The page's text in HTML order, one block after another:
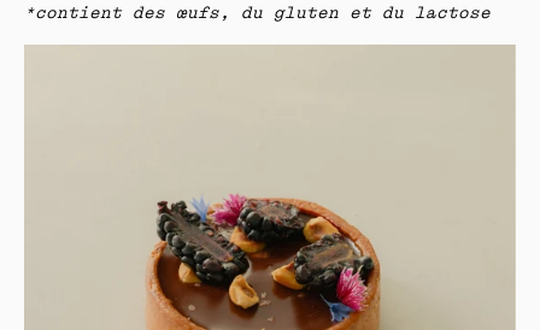
*contient des œufs, du gluten et du lactose